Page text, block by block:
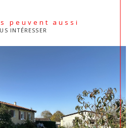
peuvent aussi
INTÉRESSER